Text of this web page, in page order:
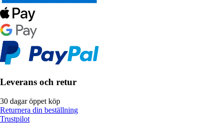
Leverans och retur
30 dagar öppet köp
Returnera din beställning
Trustpilot